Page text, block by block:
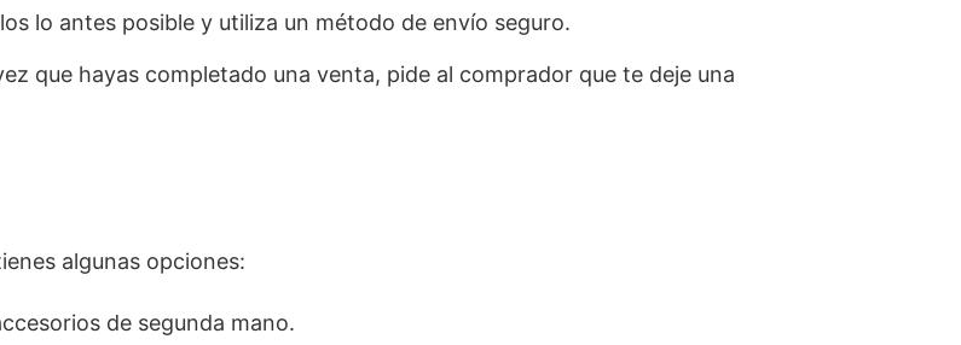
lo antes posible y utiliza un método de envío seguro.
que hayas completado una venta, pide al comprador que te deje una
algunas opciones:
de segunda mano.